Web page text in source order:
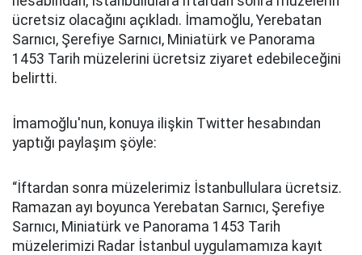
ücretsiz olacağını açıkladı. İmamoğlu, Yerebatan
Sarnıcı, Şerefiye Sarnıcı, Miniatürk ve Panorama
1453 Tarih müzelerini ücretsiz ziyaret edebileceğini
belirtti.
İmamoğlu'nun, konuya ilişkin Twitter hesabından
yaptığı paylaşım şöyle:
“İftardan sonra müzelerimiz İstanbullulara ücretsiz.
Ramazan ayı boyunca Yerebatan Sarnıcı, Şerefiye
Sarnıcı, Miniatürk ve Panorama 1453 Tarih
müzelerimizi Radar İstanbul uygulamamıza kayıt